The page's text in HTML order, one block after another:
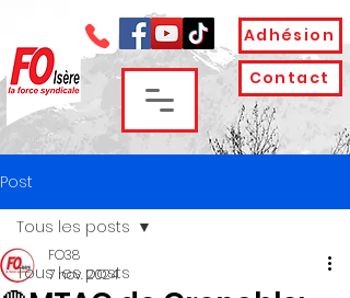
Adhésion
Contact
Post
Tous les posts
Tous les posts
FO38
7 nov. 2024